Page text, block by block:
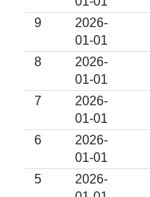
9
2026-
01-01
8
2026-
01-01
7
2026-
01-01
6
2026-
01-01
5
2026-